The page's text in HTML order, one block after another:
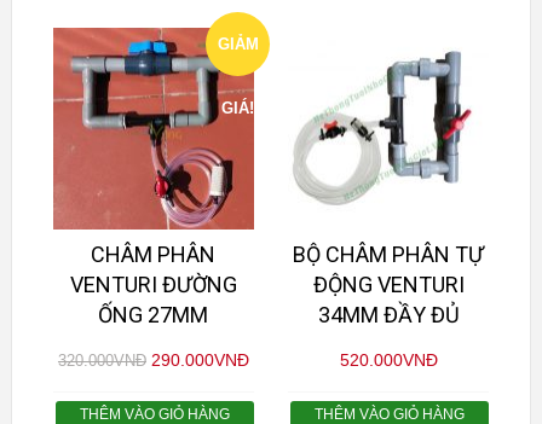
GIẢM
GIÁ!
CHÂM PHÂN
VENTURI ĐƯỜNG
ỐNG 27MM
320.000VNĐ 290.000VNĐ
THÊM VÀO GIỎ HÀNG
BỘ CHÂM PHÂN TỰ
ĐỘNG VENTURI
34MM ĐẦY ĐỦ
520.000VNĐ
THÊM VÀO GIỎ HÀNG